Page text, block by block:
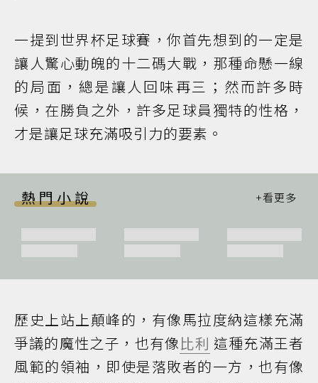
一提到世界杯足球賽，你首先想到的一定是
讓人驚心動魄的十二碼大戰，那種命懸一線
的局面，總是讓人回味再三；然而許多時
候，在勝負之外，許多足球員獨特的性格，
才是讓足球充滿吸引力的要素。
熱門小說
歷史上站上顛峰的，有像馬拉度納這樣充滿
爭議的魔性之子，也有像比利 這種充滿王者
風範的領袖，即使是落敗者的一方，也有像